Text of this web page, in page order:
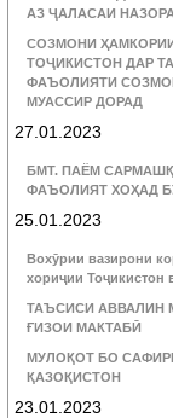
АЗ ҶАЛАСАИ
СОЗМОНИ
ТОҶИКИСТОН ДАР
ФАЪОЛИЯТИ
МУАССИР ДОРАД
27.01.2023
БМТ. ПАЁМ
ФАЪОЛИЯТ ХОҲАД
25.01.2023
Вохӯрии вазирони
хориҷии Тоҷикистон
ТАЪСИСИ АВВАЛИН
ҒИЗОИ МАКТАБӢ
МУЛОҚОТ БО
ҚАЗОҚИСТОН
23.01.2023